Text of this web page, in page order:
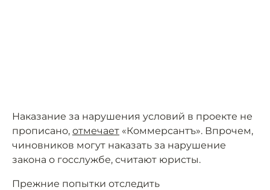
Наказание за нарушения условий в проекте не
прописано, отмечает «Коммерсантъ». Впрочем,
чиновников могут наказать за нарушение
закона о госслужбе, считают юристы.
Прежние попытки отследить